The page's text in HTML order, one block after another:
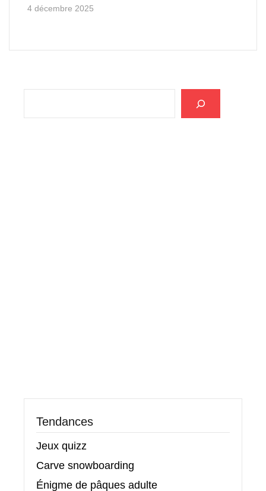
4 décembre 2025
Tendances
Jeux quizz
Carve snowboarding
Énigme de pâques adulte